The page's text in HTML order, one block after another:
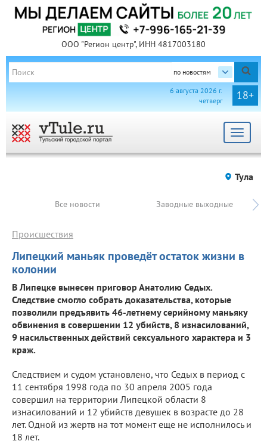
ООО "Регион центр", ИНН 4817003180
по новостям
18+
6 августа 2026 г.
четверг
Toggle
Тула
Все новости Заводные выходные
Липецкий маньяк проведёт остаток жизни в
колонии
Происшествия
В Липецке вынесен приговор Анатолию Седых.
Следствие смогло собрать доказательства, которые
позволили предъявить 46-летнему серийному маньяку
обвинения в совершении 12 убийств, 8 изнасилований,
9 насильственных действий сексуального характера и 3
краж.
Следствием и судом установлено, что Седых в период с
11 сентября 1998 года по 30 апреля 2005 года
совершил на территории Липецкой области 8
изнасилований и 12 убийств девушек в возрасте до 28
лет. Одной из жертв на тот момент еще не исполнилось и
18 лет.